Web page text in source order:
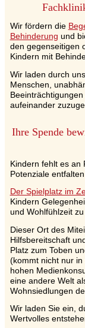
Wir fördern die
Behinderung und
den gegenseitigen
Kindern mit
Wir laden durch
Menschen,
aufeinander
Ihre Spende
Kindern fehlt es an
Potenziale entfalten
Der Spielplatz im
Kindern
und Wohlfühlzeit
Dieser Ort des
Hilfsbereitschaft
Platz zum Toben
(kommt nicht nur
hohen
eine andere Welt
Wohnsiedlungen
Wir laden Sie ein,
Wertvolles